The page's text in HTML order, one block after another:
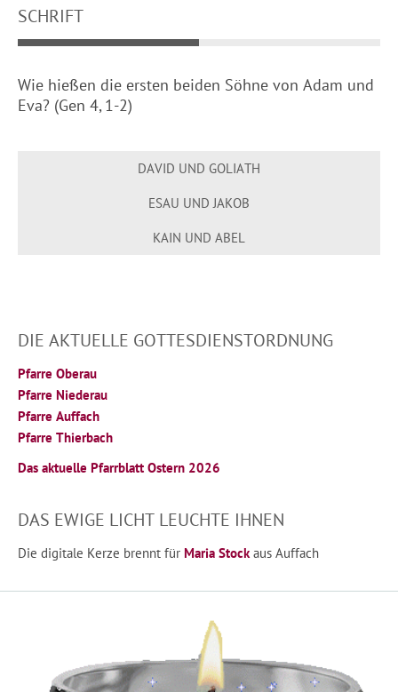
SCHRIFT
Wie hießen die ersten beiden Söhne von Adam und
Eva? (Gen 4, 1-2)
DAVID UND GOLIATH
ESAU UND JAKOB
KAIN UND ABEL
DIE AKTUELLE GOTTESDIENSTORDNUNG
Pfarre Oberau
Pfarre Niederau
Pfarre Auffach
Pfarre Thierbach
Das aktuelle Pfarrblatt Ostern 2026
DAS EWIGE LICHT LEUCHTE IHNEN
Die digitale Kerze brennt für Maria Stock aus Auffach